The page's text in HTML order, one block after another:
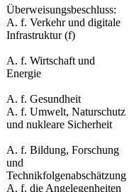
Überweisungsbeschluss:
A. f. Verkehr und digitale
Infrastruktur (f)
A. f. Wirtschaft und
Energie
A. f. Gesundheit
A. f. Umwelt, Naturschutz
und nukleare Sicherheit
A. f. Bildung, Forschung
und
Technikfolgenabschätzung
A. f. die Angelegenheiten